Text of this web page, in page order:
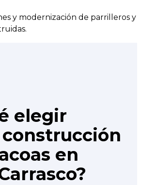
y modernización de parrilleros y
elegir
en